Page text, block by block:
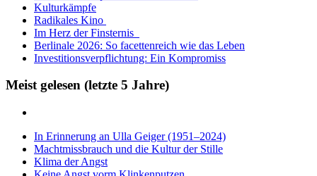
Kulturkämpfe
Radikales Kino
Im Herz der Finsternis
Berlinale 2026: So facettenreich wie das Leben
Investitionsverpflichtung: Ein Kompromiss
Meist gelesen (letzte 5 Jahre)
In Erinnerung an Ulla Geiger (1951–2024)
Machtmissbrauch und die Kultur der Stille
Klima der Angst